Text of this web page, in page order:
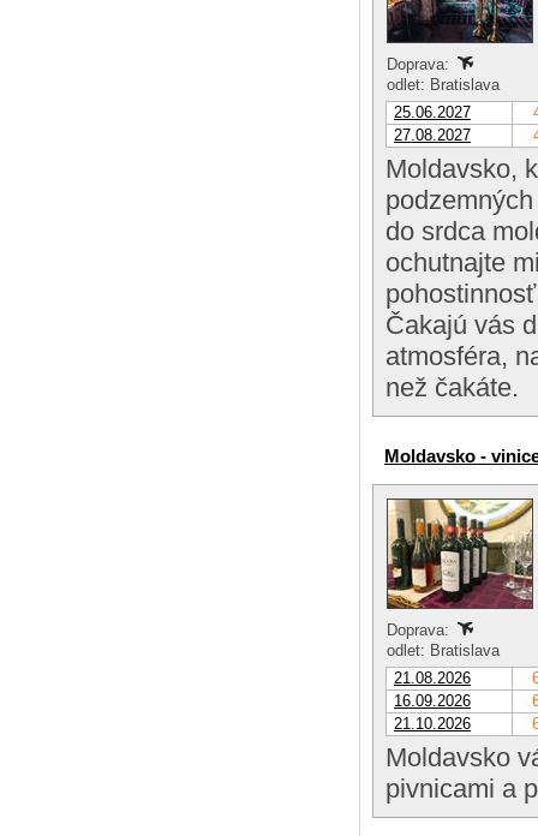
Doprava:
odlet: Bratislava
25.06.2027
27.08.2027
Moldavsko,
do srdca
ochutnajte
Čakajú vás
atmosféra,
než čakáte.
Moldavsko -
Doprava:
odlet: Bratislava
21.08.2026
16.09.2026
21.10.2026
Moldavsko
pivnicami a